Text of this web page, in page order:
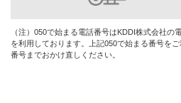
（注）050で始まる電話番号はKDDI株式会社の
を利用しております。上記050で始まる番号を
番号までおかけ直しください。